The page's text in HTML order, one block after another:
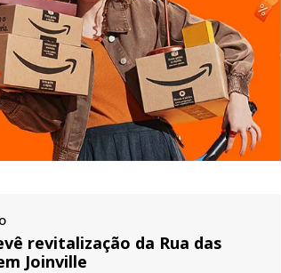
revitalização da Rua das
Joinville